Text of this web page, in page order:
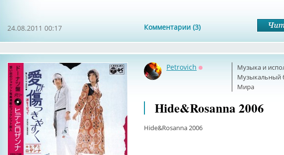
Комментарии (3)
24.08.2011 00:17
Музыка и
Музыкальный
Мира
Petrovich
Hide&Rosanna 2006
Hide&Rosanna 2006